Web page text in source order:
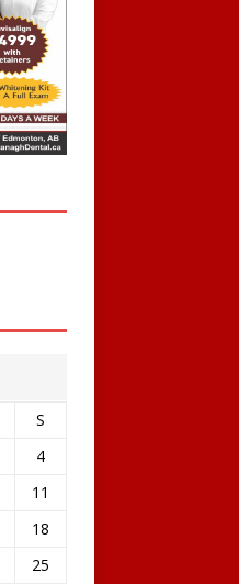
S
4
11
18
25